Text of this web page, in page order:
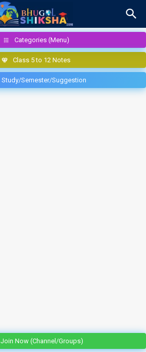
Categories (Menu)
Class 5 to 12 Notes
Study/Semester/Suggestion
Join Now (Channel/Groups)